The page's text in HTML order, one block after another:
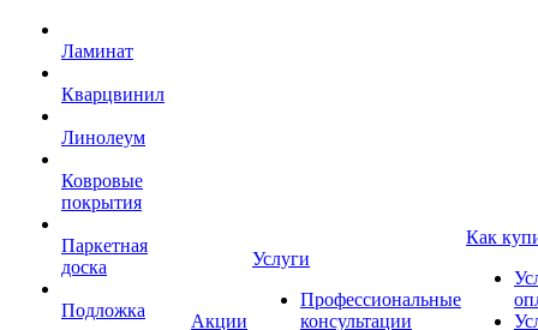
Ламинат
Кварцвинил
Линолеум
Ковровые
покрытия
Паркетная
доска
Подложка
Акции
Услуги
Профессиональные
консультации
Как